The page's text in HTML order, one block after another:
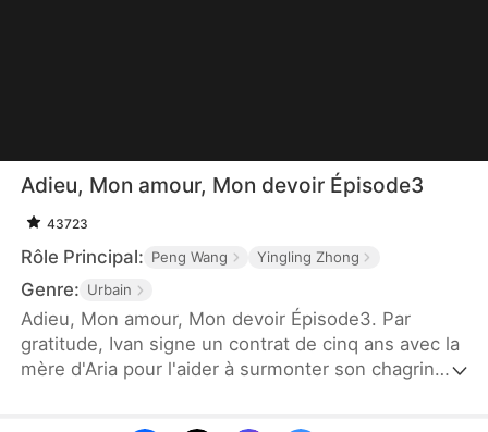
Adieu, Mon amour, Mon devoir Épisode3
43723
Rôle Principal: Peng Wang Yingling Zhong
Genre: Urbain
Adieu, Mon amour, Mon devoir Épisode3. Par
gratitude, Ivan signe un contrat de cinq ans avec la
mère d'Aria pour l'aider à surmonter son chagrin